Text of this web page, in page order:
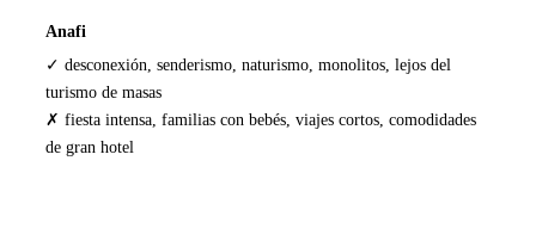
Anafi
✓ desconexión, senderismo, naturismo, monolitos, lejos del
turismo de masas
✗ fiesta intensa, familias con bebés, viajes cortos, comodidades
de gran hotel